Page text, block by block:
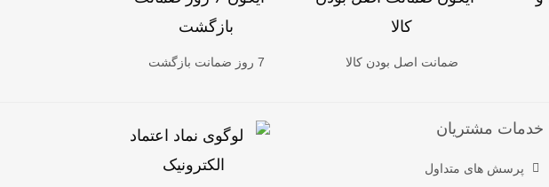
ضمانت اصل بودن کالا 7 روز ضمانت بازگشت
خدمات مشتریان
پرسش های متداول